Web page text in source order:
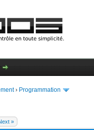
› Programmation
»